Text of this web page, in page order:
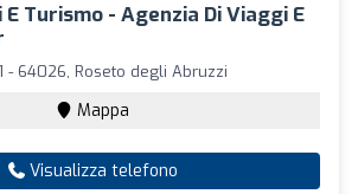
E Turismo - Agenzia Di Viaggi E
- 64026, Roseto degli Abruzzi
Mappa
Visualizza telefono